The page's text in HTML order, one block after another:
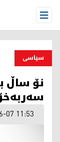
Open Menu
سیاسی
نۆ ساڵ
07 11:53